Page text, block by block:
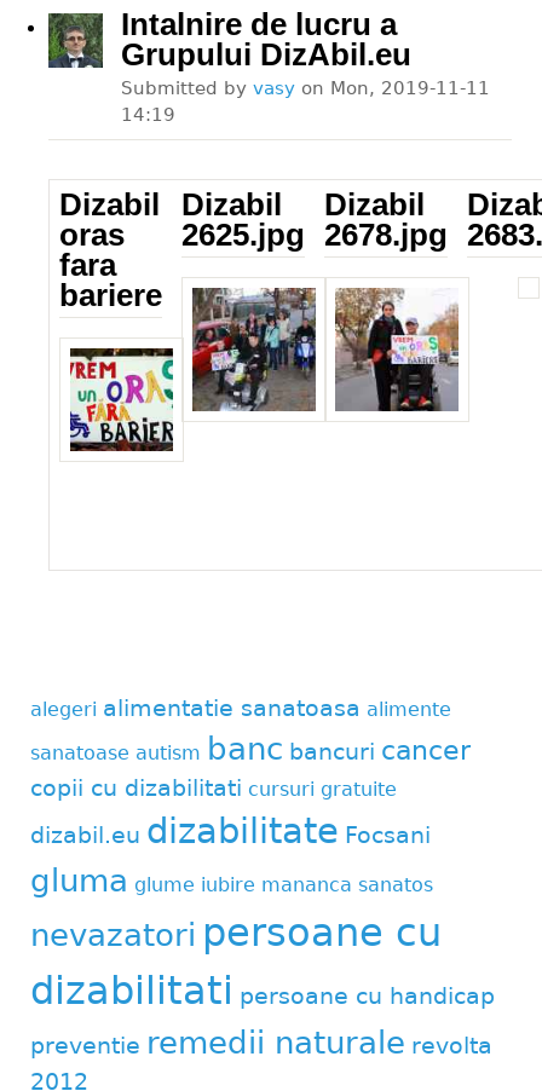
Intalnire de lucru a
Grupului DizAbil.eu
Submitted by vasy on Mon, 2019-11-11
14:19
Dizabil
oras
fara
bariere
Dizabil_sl.jpg
Dizabil
2625.jpg
Dizabil_2625.jpg
Dizabil
2678.jpg
Dizabil_2678.jpg
alegeri alimentatie sanatoasa alimente
sanatoase autism banc bancuri cancer
copii cu dizabilitati cursuri gratuite
dizabil.eu dizabilitate Focsani
gluma glume iubire mananca sanatos
nevazatori persoane cu
dizabilitati persoane cu handicap
preventie remedii naturale revolta
2012